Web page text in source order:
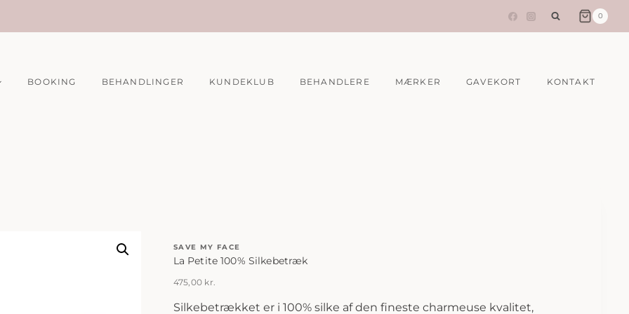
0
BOOKING BEHANDLINGER KUNDEKLUB BEHANDLERE MÆRKER GAVEKORT KONTAKT
SAVE MY FACE
La Petite 100% Silkebetræk
475,00 kr.
Silkebetrækket er i 100% silke af den fineste charmeuse kvalitet,